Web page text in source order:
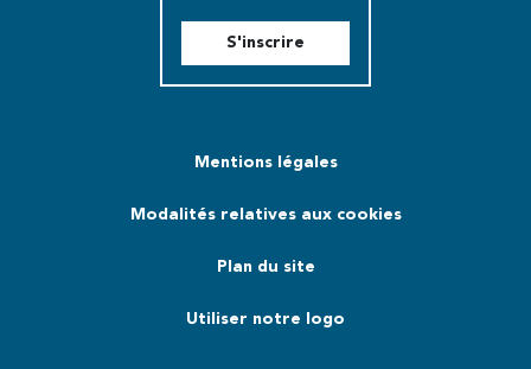
S'inscrire
Mentions légales
Modalités relatives aux cookies
Plan du site
Utiliser notre logo